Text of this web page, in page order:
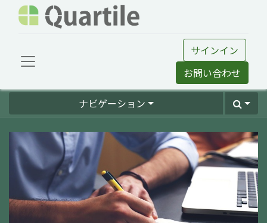
サインイン
お問い合わせ
ナビゲーション